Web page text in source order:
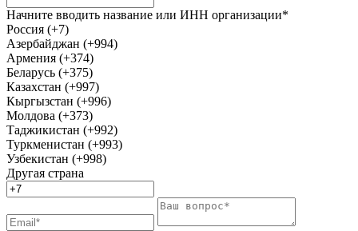
Начните вводить название или ИНН организации*
Россия (+7)
Азербайджан (+994)
Армения (+374)
Беларусь (+375)
Казахстан (+997)
Кыргызстан (+996)
Молдова (+373)
Таджикистан (+992)
Туркменистан (+993)
Узбекистан (+998)
Другая страна